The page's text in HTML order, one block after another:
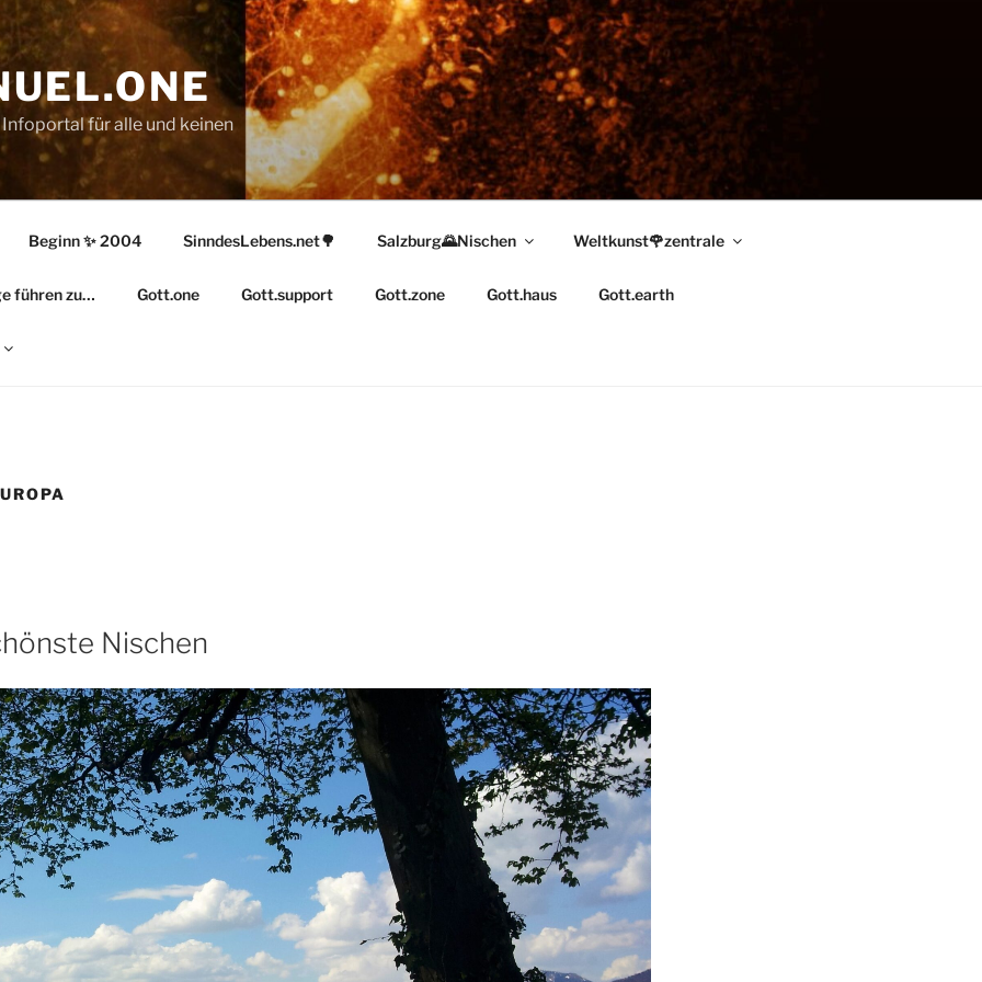
Infoportal für alle und keinen
Beginn ✨ 2004 SinndesLebens.net🌳 Salzburg🌄Nischen Weltkunst🌹zentrale
führen zu… Gott.one Gott.support Gott.zone Gott.haus Gott.earth
Nischen